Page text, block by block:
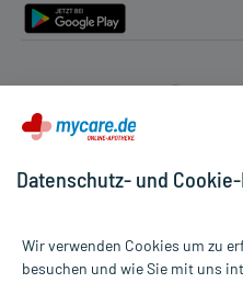
Datenschutz- und
Wir verwenden Cookies um zu
besuchen und wie Sie mit uns